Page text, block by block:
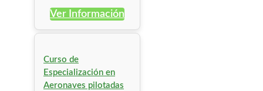
Ver Información
Curso de
Especialización en
Aeronaves pilotadas